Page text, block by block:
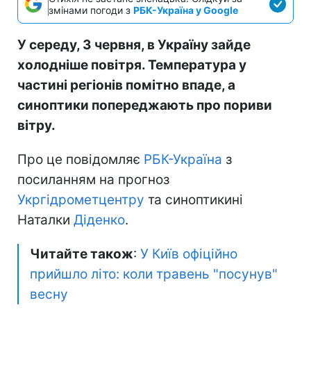
змінами погоди з РБК-Україна у Google
У середу, 3 червня, в Україну зайде
холодніше повітря. Температура у
частині регіонів помітно впаде, а
синоптики попереджають про пориви
вітру.
Про це повідомляє РБК-Україна з
посиланням на прогноз
Укргідрометцентру та синоптикині
Наталки Діденко.
Читайте також: У Київ офіційно
прийшло літо: коли травень "посунув"
весну